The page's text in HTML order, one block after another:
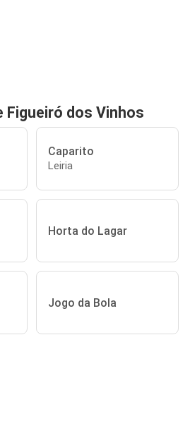
Figueiró dos Vinhos
Caparito
Leiria
Horta do Lagar
Jogo da Bola